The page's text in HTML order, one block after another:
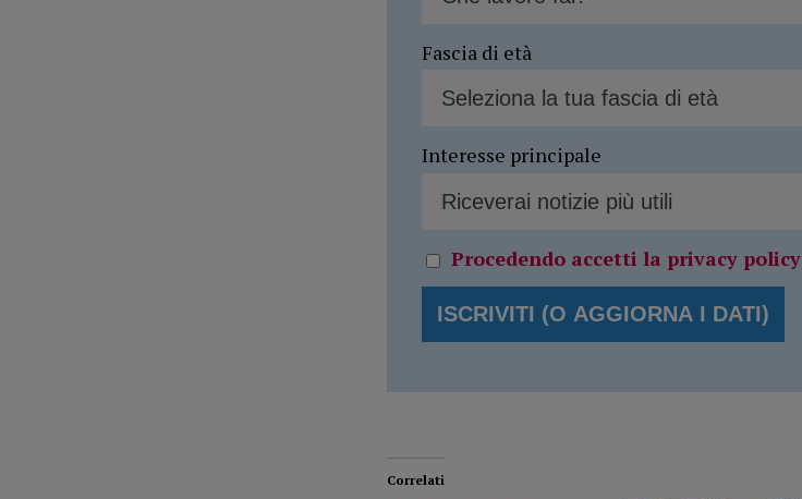
Fascia di età
Interesse principale
Procedendo accetti la privacy policy
Correlati